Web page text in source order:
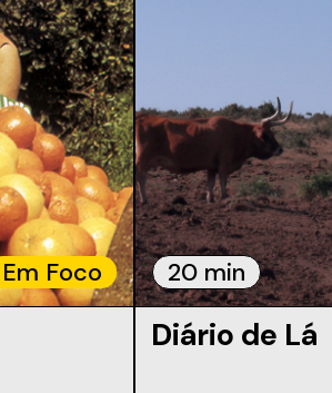
Em Foco 20 min
Diário de Lá